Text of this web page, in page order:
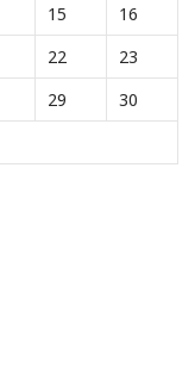
15
16
22
23
29
30